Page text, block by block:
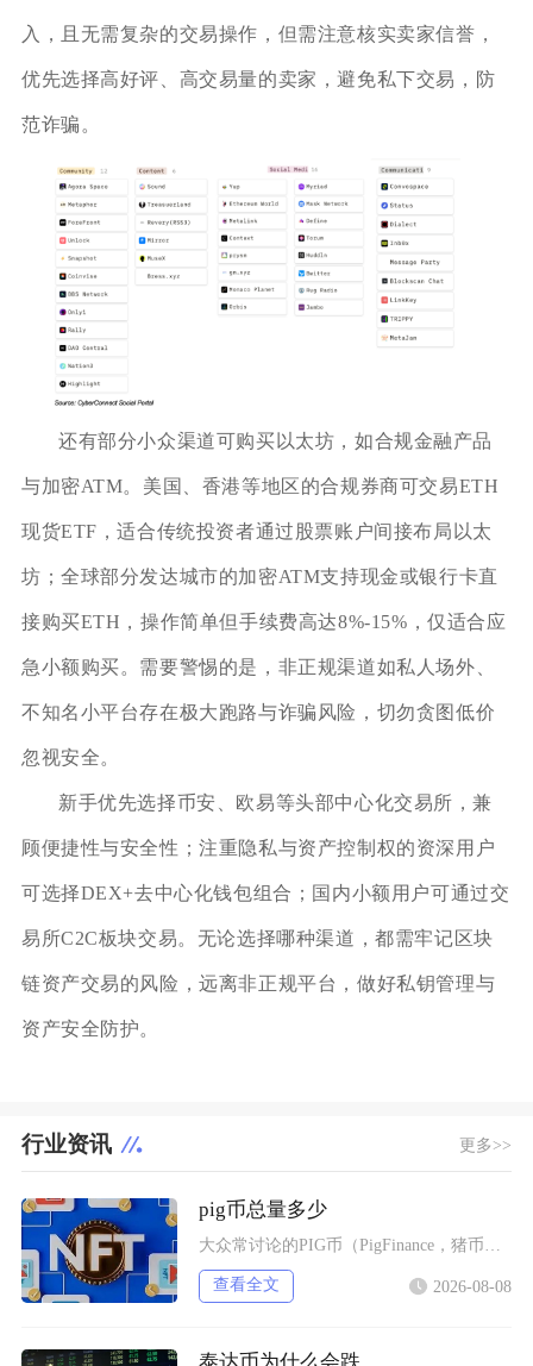
入，且无需复杂的交易操作，但需注意核实卖家信誉，
优先选择高好评、高交易量的卖家，避免私下交易，防
范诈骗。
还有部分小众渠道可购买以太坊，如合规金融产品
与加密ATM。美国、香港等地区的合规券商可交易ETH
现货ETF，适合传统投资者通过股票账户间接布局以太
坊；全球部分发达城市的加密ATM支持现金或银行卡直
接购买ETH，操作简单但手续费高达8%-15%，仅适合应
急小额购买。需要警惕的是，非正规渠道如私人场外、
不知名小平台存在极大跑路与诈骗风险，切勿贪图低价
忽视安全。
新手优先选择币安、欧易等头部中心化交易所，兼
顾便捷性与安全性；注重隐私与资产控制权的资深用户
可选择DEX+去中心化钱包组合；国内小额用户可通过交
易所C2C板块交易。无论选择哪种渠道，都需牢记区块
链资产交易的风险，远离非正规平台，做好私钥管理与
资产安全防护。
行业资讯 更多>>
pig币总量多少
查看全文 2026-08-08
泰达币为什么会跌